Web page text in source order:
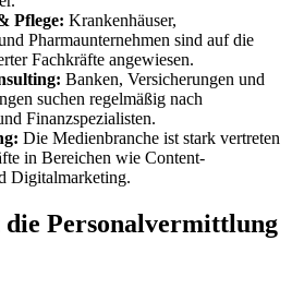
Pflege: Krankenhäuser,
Pharmaunternehmen sind auf die
Fachkräfte angewiesen.
Banken, Versicherungen und
suchen regelmäßig nach
Finanzspezialisten.
Die Medienbranche ist stark vertreten
in Bereichen wie Content-
Digitalmarketing.
Personalvermittlung